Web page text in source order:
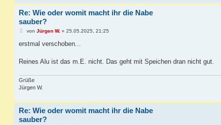
Re: Wie oder womit macht ihr die Nabe
sauber?
B
i
a
von Jürgen W.» 25.05.2025, 21:25
erstmal verschoben...
Reines Alu ist das m.E. nicht. Das geht mit Speichen dran nicht gut.
Grüße
Jürgen W.
Re: Wie oder womit macht ihr die Nabe
sauber?